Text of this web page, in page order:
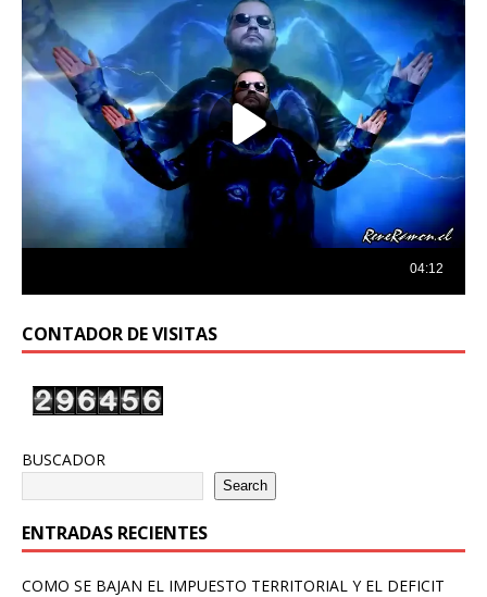
CONTADOR DE VISITAS
BUSCADOR
Search
ENTRADAS RECIENTES
COMO SE BAJAN EL IMPUESTO TERRITORIAL Y EL DEFICIT